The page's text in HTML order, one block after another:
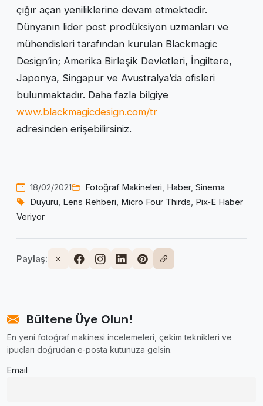
çığır açan yeniliklerine devam etmektedir.
Dünyanın lider post prodüksiyon uzmanları ve
mühendisleri tarafından kurulan Blackmagic
Design’in; Amerika Birleşik Devletleri, İngiltere,
Japonya, Singapur ve Avustralya’da ofisleri
bulunmaktadır. Daha fazla bilgiye
www.blackmagicdesign.com/tr
adresinden erişebilirsiniz.
18/02/2021 Fotoğraf Makineleri, Haber, Sinema
Duyuru, Lens Rehberi, Micro Four Thirds, Pix‑E Haber
Veriyor
Paylaş:
Bültene Üye Olun!
En yeni fotoğraf makinesi incelemeleri, çekim teknikleri ve
ipuçları doğrudan e‑posta kutunuza gelsin.
Email